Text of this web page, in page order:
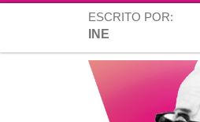
ESCRITO POR:
INE